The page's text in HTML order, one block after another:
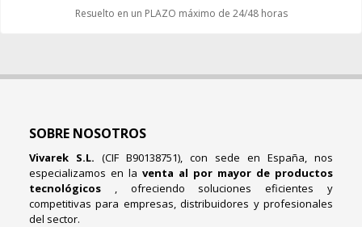
Resuelto en un PLAZO máximo de 24/48 horas
SOBRE NOSOTROS
Vivarek S.L. (CIF B90138751), con sede en España, nos
especializamos en la venta al por mayor de productos
tecnológicos , ofreciendo soluciones eficientes y
competitivas para empresas, distribuidores y profesionales
del sector.